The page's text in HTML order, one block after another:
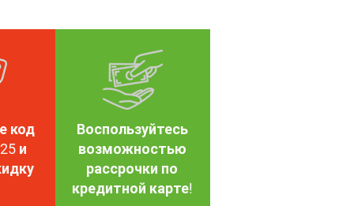
код
и
Воспользуйтесь
возможностью
рассрочки по
кредитной карте!